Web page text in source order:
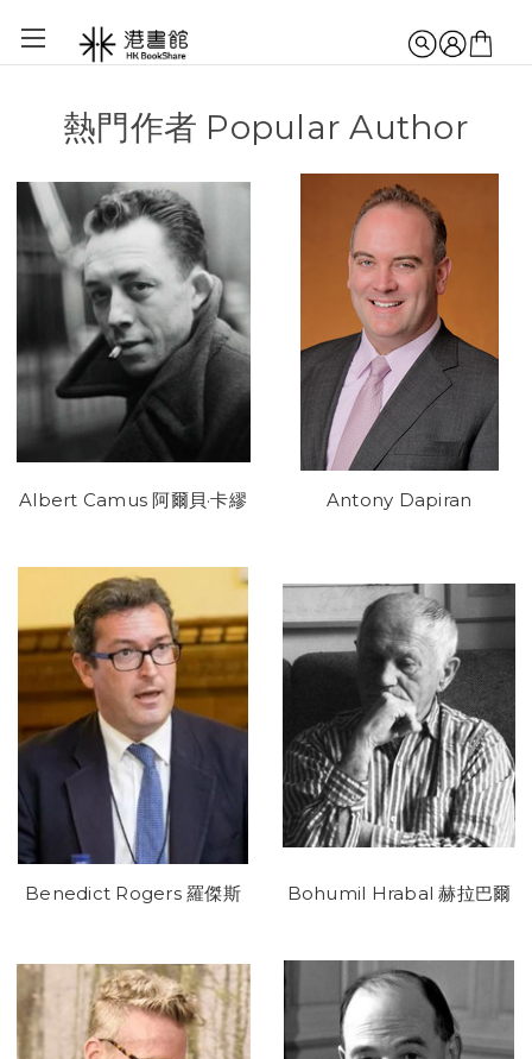
熱門作者 Popular Author
Albert Camus 阿爾貝·卡繆 Antony Dapiran
Benedict Rogers 羅傑斯 Bohumil Hrabal 赫拉巴爾